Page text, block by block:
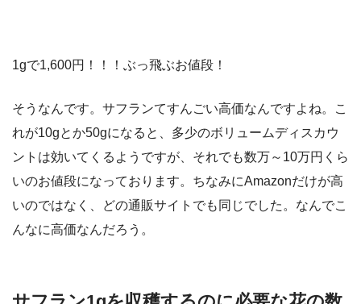
1gで1,600円！！！ぶっ飛ぶお値段！
そうなんです。サフランてすんごい高価なんですよね。こ
れが10gとか50gになると、多少のボリュームディスカウ
ントは効いてくるようですが、それでも数万～10万円くら
いのお値段になっております。ちなみにAmazonだけが高
いのではなく、どの通販サイトでも同じでした。なんでこ
んなに高価なんだろう。